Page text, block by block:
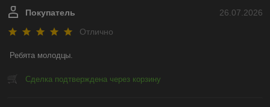
26.07.2026
Покупатель
Отлично
Ребята молодцы.
Сделка подтверждена через корзину